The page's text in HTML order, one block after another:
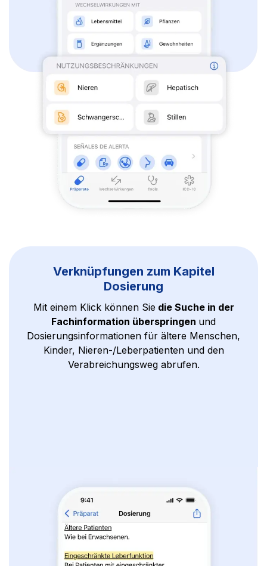
Verknüpfungen zum Kapitel
Dosierung
Mit einem Klick können Siedie Suche in der
Fachinformation überspringen und
Dosierungsinformationen für ältere Menschen,
Kinder, Nieren-/Leberpatienten und den
Verabreichungsweg abrufen.